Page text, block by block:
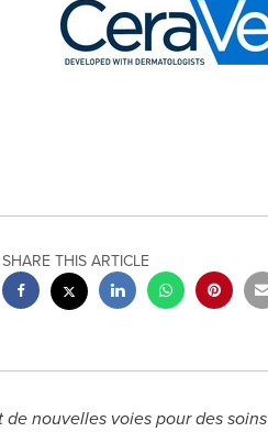
SHARE THIS ARTICLE
nouvelles voies pour des soins